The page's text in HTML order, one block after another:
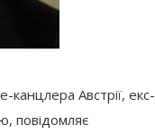
канцлера Австрії, екс-
повідомляє